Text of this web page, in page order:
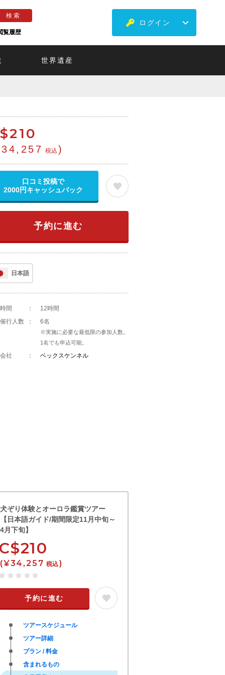
覧履歴
ログイン
世界遺産
210
税込 )
口コミ投稿で
2000円キャッシュバック
予約に進む
日本語
間 ：
12時間
行人数
： 6名
※実施に必要な最低限の参加人数。
1名でも申込可能。
社 ： ベックスケンネル
犬ぞり体験とオーロラ鑑賞ツアー
【日本語ガイド/期間限定11月中旬～
4月下旬】
C$210
(¥34,257 税込)
予約に進む
ツアースケジュール
ツアー詳細
プラン / 料金
含まれるもの